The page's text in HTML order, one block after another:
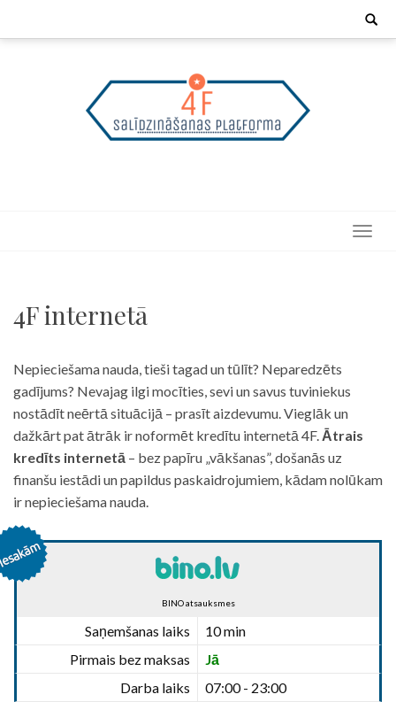
Search
4F internetā
Nepieciešama nauda, tieši tagad un tūlīt? Neparedzēts
gadījums? Nevajag ilgi mocīties, sevi un savus tuviniekus
nostādīt neērtā situācijā – prasīt aizdevumu. Vieglāk un
dažkārt pat ātrāk ir noformēt kredītu internetā 4F. Ātrais
kredīts internetā – bez papīru „vākšanas”, došanās uz
finanšu iestādi un papildus paskaidrojumiem, kādam nolūkam
ir nepieciešama nauda.
BINO atsauksmes
Saņemšanas laiks
10 min
Pirmais bez maksas
Jā
Darba laiks
07:00 - 23:00